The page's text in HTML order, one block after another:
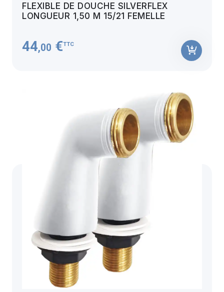
FLEXIBLE DE DOUCHE SILVERFLEX
LONGUEUR 1,50 M 15/21 FEMELLE
44,00 €TTC